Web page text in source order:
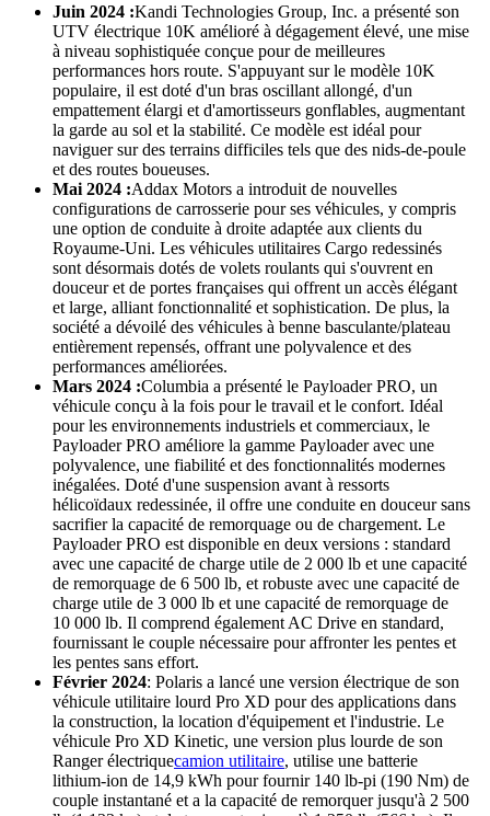
Juin 2024 :Kandi Technologies Group, Inc. a présenté son
UTV électrique 10K amélioré à dégagement élevé, une mise
à niveau sophistiquée conçue pour de meilleures
performances hors route. S'appuyant sur le modèle 10K
populaire, il est doté d'un bras oscillant allongé, d'un
empattement élargi et d'amortisseurs gonflables, augmentant
la garde au sol et la stabilité. Ce modèle est idéal pour
naviguer sur des terrains difficiles tels que des nids-de-poule
et des routes boueuses.
Mai 2024 :Addax Motors a introduit de nouvelles
configurations de carrosserie pour ses véhicules, y compris
une option de conduite à droite adaptée aux clients du
Royaume-Uni. Les véhicules utilitaires Cargo redessinés
sont désormais dotés de volets roulants qui s'ouvrent en
douceur et de portes françaises qui offrent un accès élégant
et large, alliant fonctionnalité et sophistication. De plus, la
société a dévoilé des véhicules à benne basculante/plateau
entièrement repensés, offrant une polyvalence et des
performances améliorées.
Mars 2024 :Columbia a présenté le Payloader PRO, un
véhicule conçu à la fois pour le travail et le confort. Idéal
pour les environnements industriels et commerciaux, le
Payloader PRO améliore la gamme Payloader avec une
polyvalence, une fiabilité et des fonctionnalités modernes
inégalées. Doté d'une suspension avant à ressorts
hélicoïdaux redessinée, il offre une conduite en douceur sans
sacrifier la capacité de remorquage ou de chargement. Le
Payloader PRO est disponible en deux versions : standard
avec une capacité de charge utile de 2 000 lb et une capacité
de remorquage de 6 500 lb, et robuste avec une capacité de
charge utile de 3 000 lb et une capacité de remorquage de
10 000 lb. Il comprend également AC Drive en standard,
fournissant le couple nécessaire pour affronter les pentes et
les pentes sans effort.
Février 2024: Polaris a lancé une version électrique de son
véhicule utilitaire lourd Pro XD pour des applications dans
la construction, la location d'équipement et l'industrie. Le
véhicule Pro XD Kinetic, une version plus lourde de son
Ranger électriquecamion utilitaire, utilise une batterie
lithium-ion de 14,9 kWh pour fournir 140 lb-pi (190 Nm) de
couple instantané et a la capacité de remorquer jusqu'à 2 500